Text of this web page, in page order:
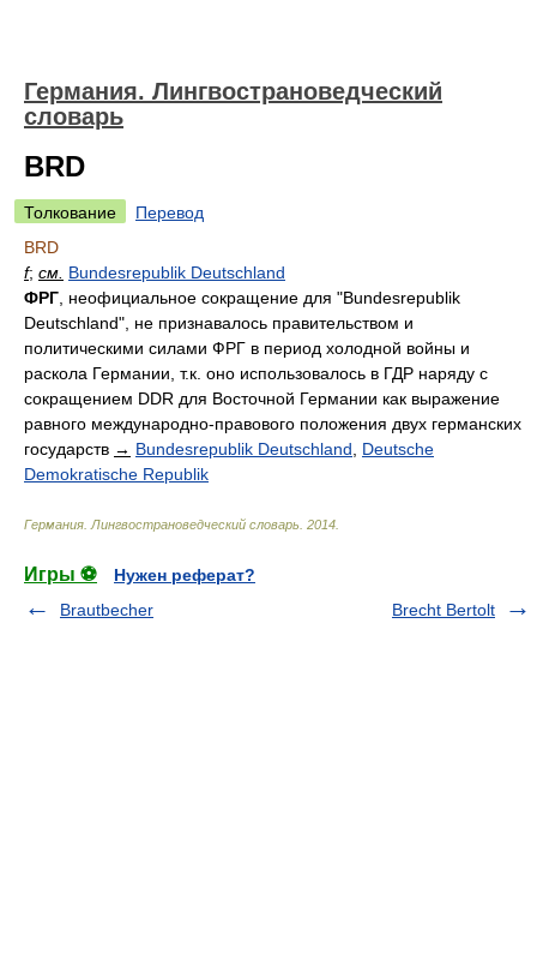
Германия. Лингвострановедческий
словарь
BRD
Толкование
Перевод
BRD
f; см. Bundesrepublik Deutschland
ФРГ , неофициальное сокращение для "Bundesrepublik
Deutschland", не признавалось правительством и
политическими силами ФРГ в период холодной войны и
раскола Германии, т.к. оно использовалось в ГДР наряду с
сокращением DDR для Восточной Германии как выражение
равного международно-правового положения двух германских
государств → Bundesrepublik Deutschland
Deutsche
Demokratische Republik
Германия. Лингвострановедческий словарь 2014
Игры ⚽
Нужен реферат?
Brautbecher
Brecht Bertolt